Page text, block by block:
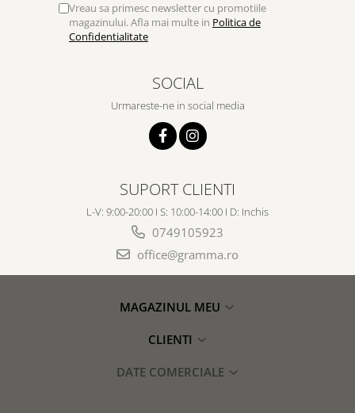
Vreau sa primesc newsletter cu promotiile
magazinului. Afla mai multe in Politica de
Confidentialitate
SOCIAL
Urmareste-ne in social media
SUPORT CLIENTI
L-V: 9:00-20:00 I S: 10:00-14:00 I D: Inchis
0749105923
office@gramma.ro
MAGAZINUL MEU
CLIENTI
DATE COMERCIALE